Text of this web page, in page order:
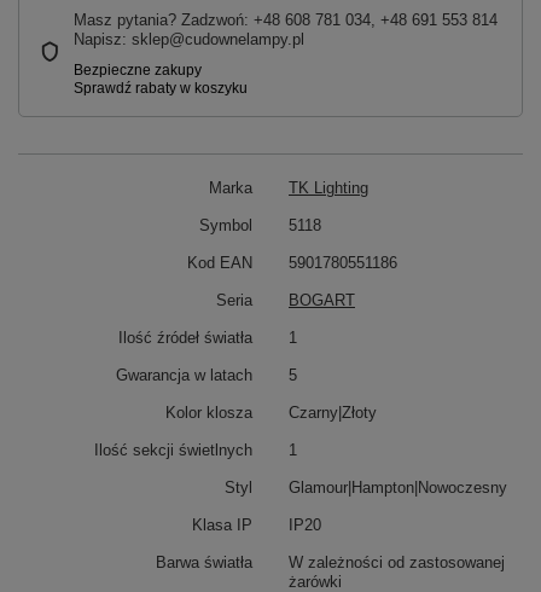
Masz pytania? Zadzwoń: +48 608 781 034, +48 691 553 814
Napisz: sklep@cudownelampy.pl
Marka TK Lighting
Symbol 5118
Kod EAN 5901780551186
Seria BOGART
Ilość źródeł światła 1
Gwarancja w latach 5
Kolor klosza Czarny|Złoty
Ilość sekcji świetlnych 1
Styl Glamour|Hampton|Nowoczesny
Klasa IP IP20
Barwa światła
W zależności od zastosowanej
żarówki